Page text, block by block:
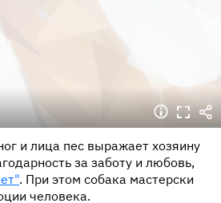
и лица пес выражает хозяину
за заботу и любовь,
. При этом собака мастерски
человека.